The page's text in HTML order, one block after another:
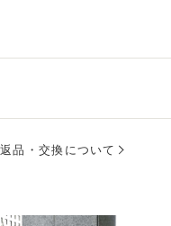
返品・交換について